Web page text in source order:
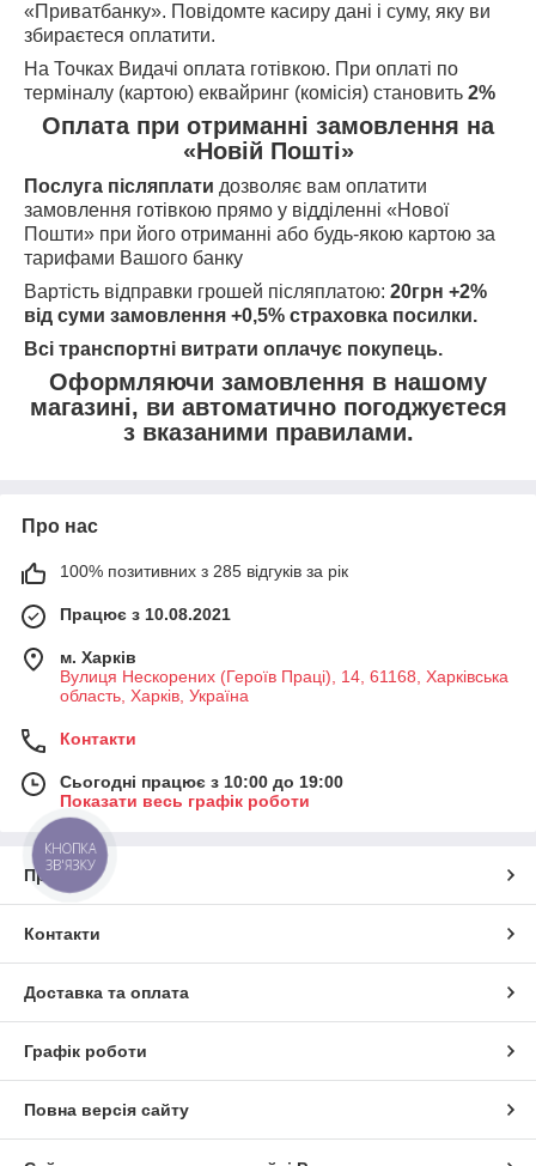
«Приватбанку». Повідомте касиру дані і суму, яку ви
збираєтеся оплатити.
На Точках Видачі оплата готівкою. При оплаті по
терміналу (картою) еквайринг (комісія) становить 2%
Оплата при отриманні замовлення на
«Новій Пошті»
Послуга післяплати дозволяє вам оплатити
замовлення готівкою прямо у відділенні «Нової
Пошти» при його отриманні або будь-якою картою за
тарифами Вашого банку
Вартість відправки грошей післяплатою: 20грн +2%
від суми замовлення +0,5% страховка посилки.
Всі транспортні витрати оплачує покупець.
Оформляючи замовлення в нашому
магазині, ви автоматично погоджуєтеся
з вказаними правилами.
Про нас
100% позитивних з 285 відгуків за рік
Працює з 10.08.2021
м. Харків
Вулиця Нескорених (Героїв Праці), 14, 61168, Харківська
область, Харків, Україна
Контакти
Сьогодні працює з 10:00 до 19:00
Показати весь графік роботи
Про нас
Контакти
Доставка та оплата
Графік роботи
Повна версія сайту
КНОПКА
ЗВ'ЯЗКУ